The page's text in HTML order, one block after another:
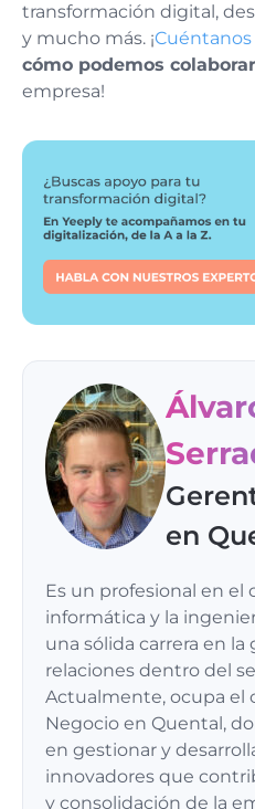
transformación digital,
y mucho más. ¡
cómo podemos colaborar
empresa!
en
Es un profesional en el
informática y la
una sólida carrera en
relaciones dentro del
Actualmente, ocupa el
Negocio en Quental,
en gestionar y
innovadores que
y consolidación de la